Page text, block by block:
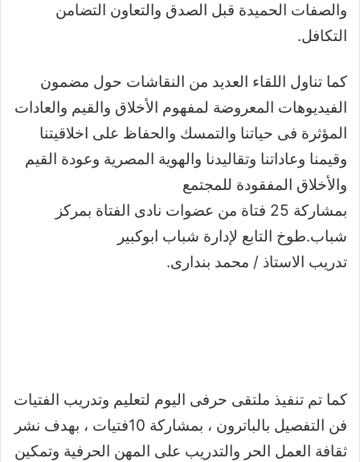
والصفات الحميدة قبل الصدق والتعاون التضامن
التكافل.
كما تناول اللقاء العديد من النقاشات حول مضمون
الفيديوهات المعروضة لمفهوم الأخلاق والقيم والعادات
المؤثرة فى حياتنا والتمسك والحفاظ على اخلاقيتنا
وقيمنا وعاداتنا وتقاليدنا والهوية المصرية وعودة القيم
والأخلاق المفقودة للمجتمع
بمشاركة 25 فتاة من عضوات نادى الفتاة بمركز
شباب.طوخ التابع لإدارة شباب ابوكبير
تدريب الاستاذ / محمد بندارى.
كما تم تنفيذ ملتقى حرفى اليوم لتعليم وتدريب الفتيات
فن التفصيل بالباترون ، بمشاركة 10فتيات ، بهدف نشر
ثقافة العمل الحر والتدريب على المهن الحرفية وتمكين